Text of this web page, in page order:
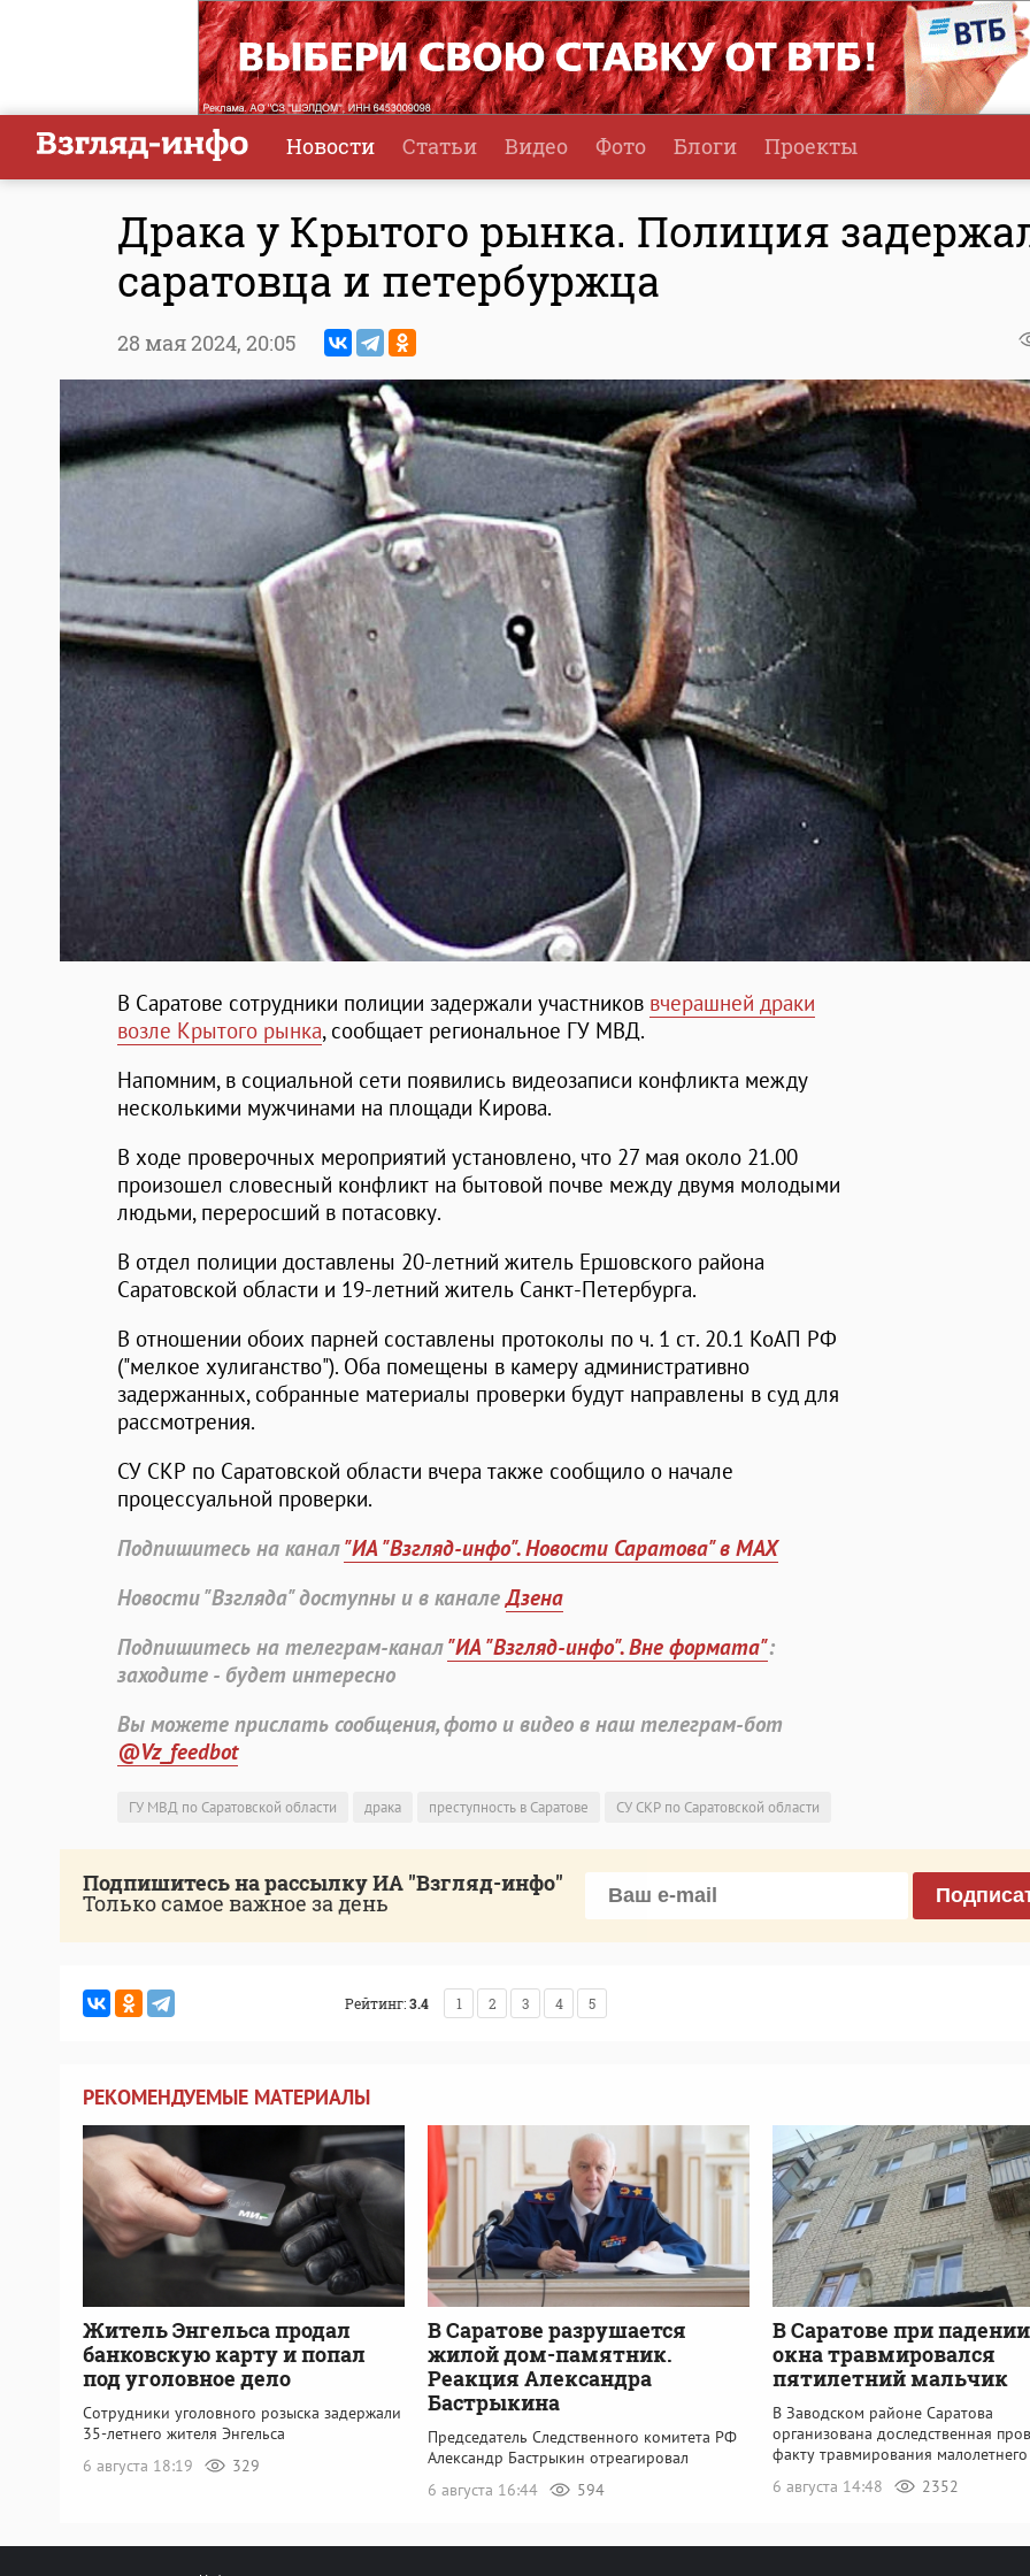
Новости Статьи Видео Фото Блоги Проекты
Драка у Крытого рынка. Полиция
саратовца и петербуржца
28 мая 2024, 20:05
В Саратове сотрудники полиции задержали участников вчерашней драки
возле Крытого рынка, сообщает региональное ГУ МВД.
Напомним, в социальной сети появились видеозаписи конфликта между
несколькими мужчинами на площади Кирова.
В ходе проверочных мероприятий установлено, что 27 мая около 21.00
произошел словесный конфликт на бытовой почве между двумя молодыми
людьми, переросший в потасовку.
В отдел полиции доставлены 20-летний житель Ершовского района
Саратовской области и 19-летний житель Санкт-Петербурга.
В отношении обоих парней составлены протоколы по ч. 1 ст. 20.1 КоАП РФ
("мелкое хулиганство"). Оба помещены в камеру административно
задержанных, собранные материалы проверки будут направлены в суд для
рассмотрения.
СУ СКР по Саратовской области вчера также сообщило о начале
процессуальной проверки.
Подпишитесь на канал"ИА "Взгляд-инфо". Новости Саратова" в MAX
Новости "Взгляда" доступны и в каналеДзена
Подпишитесь на телеграм-канал"ИА "Взгляд-инфо". Вне формата":
заходите - будет интересно
Вы можете прислать сообщения, фото и видео в наш телеграм-бот
@Vz_feedbot
ГУ МВД по Саратовской области драка преступность в Саратове СУ СКР по Саратовской области
Подпишитесь на рассылку ИА "Взгляд-инфо"
Только самое важное за день
Рейтинг:3.4 1 2 3 4 5
РЕКОМЕНДУЕМЫЕ МАТЕРИАЛЫ
Житель Энгельса продал
банковскую карту и попал
под уголовное дело
Сотрудники уголовного розыска задержали
35-летнего жителя Энгельса
6 августа 18:19
329
В Саратове разрушается
жилой дом-памятник.
Реакция Александра
Бастрыкина
Председатель Следственного комитета РФ
Александр Бастрыкин отреагировал
6 августа 16:44
594
В Саратове при
окна травмировался
пятилетний мальчик
В Заводском районе Саратова
организована доследственная
факту травмирования малолетнего
6 августа 14:48
2352